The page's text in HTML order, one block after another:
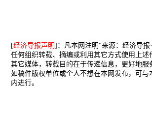
[经济导报声明]：凡本网注明“来源：经济导报
任何组织转载、摘编或利用其它方式使用上
其它媒体，转载目的在于传递信息，更好地
如稿件版权单位或个人不想在本网发布，可
内进行。